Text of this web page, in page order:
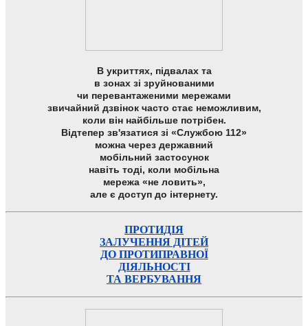
В укриттях, підвалах та
в зонах зі зруйнованими
чи перевантаженими мережами
звичайний дзвінок часто стає неможливим,
коли він найбільше потрібен.
Відтепер зв'язатися зі «Службою 112»
можна через державний
мобільний застосунок
навіть тоді, коли мобільна
мережа «не ловить»,
але є доступ до інтернету.
ПРОТИДІЯ
ЗАЛУЧЕННЯ ДІТЕЙ
ДО ПРОТИПРАВНОЇ
ДІЯЛЬНОСТІ
ТА ВЕРБУВАННЯ